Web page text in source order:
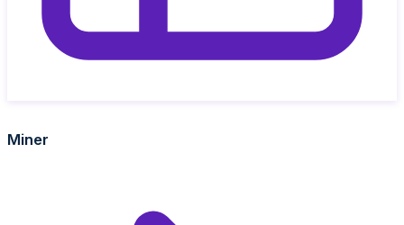
Miner